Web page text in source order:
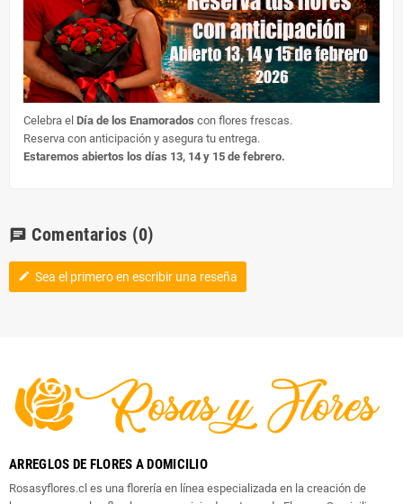
Celebra el Día de los Enamorados con flores frescas.
Reserva con anticipación y asegura tu entrega.
Estaremos abiertos los días 13, 14 y 15 de febrero.
chat Comentarios (0)
edit Sea el primero en escribir una reseña
ARREGLOS DE FLORES A DOMICILIO
Rosasyflores.cl es una florería en línea especializada en la creación de